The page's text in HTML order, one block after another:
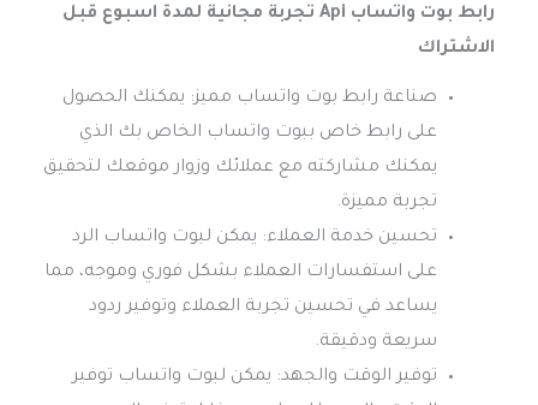
رابط بوت واتساب Api تجربة مجانية لمدة اسبوع قبل
الاشتراك
صناعة رابط بوت واتساب مميز: يمكنك الحصول
على رابط خاص ببوت واتساب الخاص بك الذي
يمكنك مشاركته مع عملائك وزوار موقعك لتحقيق
تجربة مميزة.
تحسين خدمة العملاء: يمكن لبوت واتساب الرد
على استفسارات العملاء بشكل فوري وموجه، مما
يساعد في تحسين تجربة العملاء وتوفير ردود
سريعة ودقيقة.
توفير الوقت والجهد: يمكن لبوت واتساب توفير